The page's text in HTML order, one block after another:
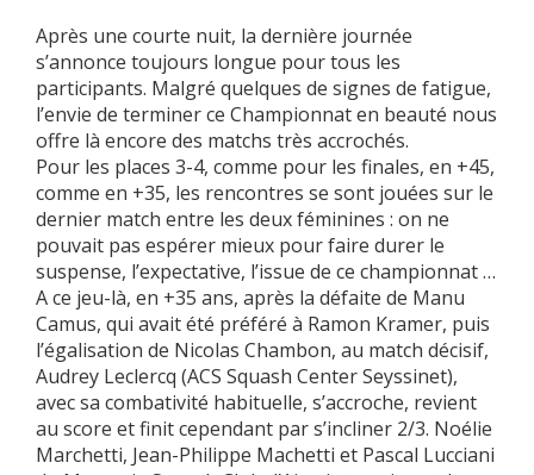
Après une courte nuit, la dernière journée
s’annonce toujours longue pour tous les
participants. Malgré quelques de signes de fatigue,
l’envie de terminer ce Championnat en beauté nous
offre là encore des matchs très accrochés.
Pour les places 3-4, comme pour les finales, en +45,
comme en +35, les rencontres se sont jouées sur le
dernier match entre les deux féminines : on ne
pouvait pas espérer mieux pour faire durer le
suspense, l’expectative, l’issue de ce championnat …
A ce jeu-là, en +35 ans, après la défaite de Manu
Camus, qui avait été préféré à Ramon Kramer, puis
l’égalisation de Nicolas Chambon, au match décisif,
Audrey Leclercq (ACS Squash Center Seyssinet),
avec sa combativité habituelle, s’accroche, revient
au score et finit cependant par s’incliner 2/3. Noélie
Marchetti, Jean-Philippe Machetti et Pascal Lucciani